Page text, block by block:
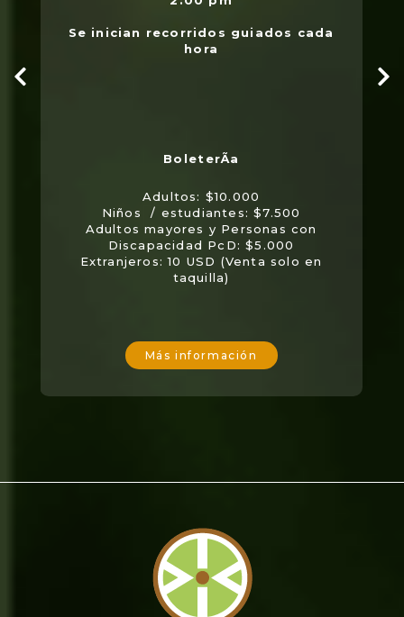
Se inician recorridos guiados cada
hora
Adultos: $10.000
Niños / estudiantes: $7.500
Adultos mayores y Personas con
Discapacidad PcD: $5.000
Extranjeros: 10 USD (Venta solo en
taquilla)
Más información